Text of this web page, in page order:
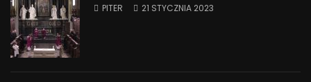
PITER 21 STYCZNIA 2023